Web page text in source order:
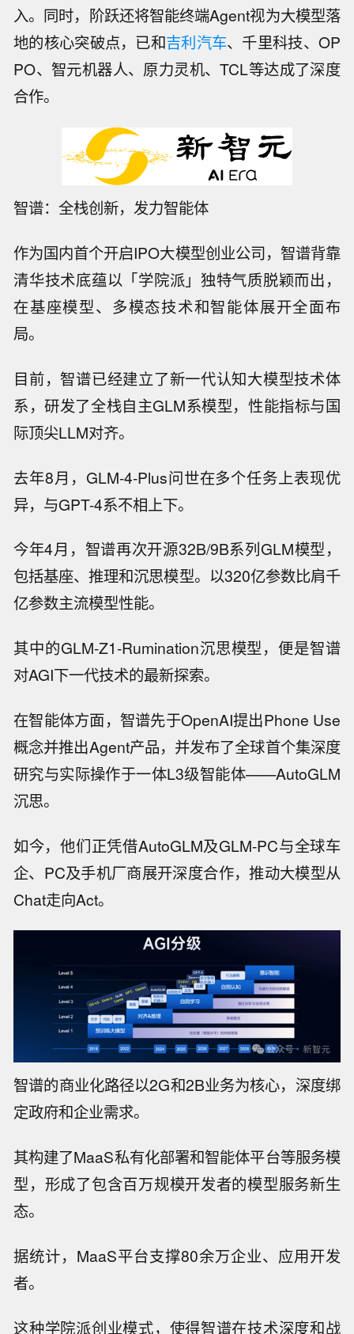
入。同时，阶跃还将智能终端Agent视为大模型落
地的核心突破点，已和吉利汽车、千里科技、OP
PO、智元机器人、原力灵机、TCL等达成了深度
合作。
智谱：全栈创新，发力智能体
作为国内首个开启IPO大模型创业公司，智谱背靠
清华技术底蕴以「学院派」独特气质脱颖而出，
在基座模型、多模态技术和智能体展开全面布
局。
目前，智谱已经建立了新一代认知大模型技术体
系，研发了全栈自主GLM系模型，性能指标与国
际顶尖LLM对齐。
去年8月，GLM-4-Plus问世在多个任务上表现优
异，与GPT-4系不相上下。
今年4月，智谱再次开源32B/9B系列GLM模型，
包括基座、推理和沉思模型。以320亿参数比肩千
亿参数主流模型性能。
其中的GLM-Z1-Rumination沉思模型，便是智谱
对AGI下一代技术的最新探索。
在智能体方面，智谱先于OpenAI提出Phone Use
概念并推出Agent产品，并发布了全球首个集深度
研究与实际操作于一体L3级智能体——AutoGLM
沉思。
如今，他们正凭借AutoGLM及GLM-PC与全球车
企、PC及手机厂商展开深度合作，推动大模型从
Chat走向Act。
智谱的商业化路径以2G和2B业务为核心，深度绑
定政府和企业需求。
其构建了MaaS私有化部署和智能体平台等服务模
型，形成了包含百万规模开发者的模型服务新生
态。
据统计，MaaS平台支撑80余万企业、应用开发
者。
这种学院派创业模式，使得智谱在技术深度和战